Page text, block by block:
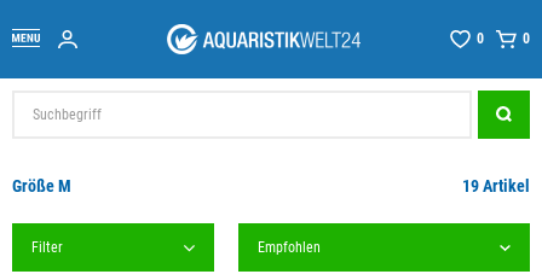
0 0
Größe M 19 Artikel
Filter